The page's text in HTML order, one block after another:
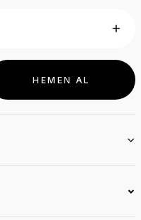
HEMEN AL